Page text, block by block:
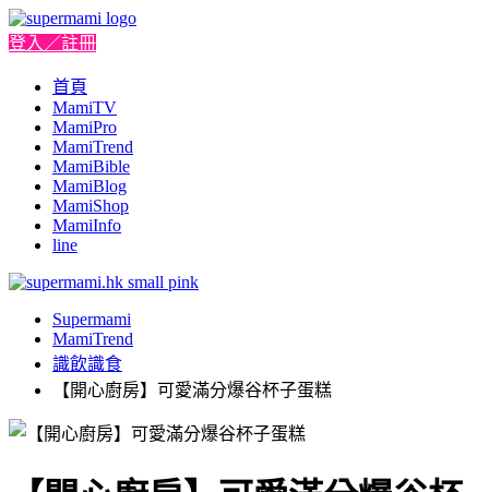
登入／註冊
首頁
MamiTV
MamiPro
MamiTrend
MamiBible
MamiBlog
MamiShop
MamiInfo
line
Supermami
MamiTrend
識飲識食
【開心廚房】可愛滿分爆谷杯子蛋糕